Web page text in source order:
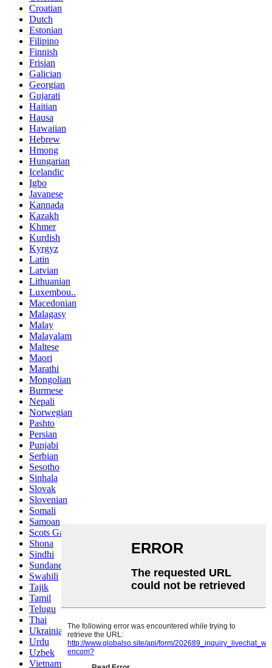
Croatian
Dutch
Estonian
Filipino
Finnish
Frisian
Galician
Georgian
Gujarati
Haitian
Hausa
Hawaiian
Hebrew
Hmong
Hungarian
Icelandic
Igbo
Javanese
Kannada
Kazakh
Khmer
Kurdish
Kyrgyz
Latin
Latvian
Lithuanian
Luxembou..
Macedonian
Malagasy
Malay
Malayalam
Maltese
Maori
Marathi
Mongolian
Burmese
Nepali
Norwegian
Pashto
Persian
Punjabi
Serbian
Sesotho
Sinhala
Slovak
Slovenian
Somali
Samoan
Scots Gaelic
Shona
Sindhi
Sundanese
Swahili
Tajik
Tamil
Telugu
Thai
Ukrainian
Urdu
Uzbek
Vietnamese